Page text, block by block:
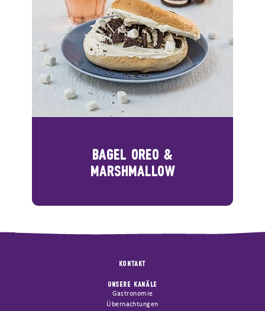
BAGEL OREO &
MARSHMALLOW
KONTAKT
UNSERE KANÄLE
Gastronomie
Übernachtungen